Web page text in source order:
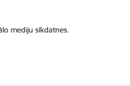
mediju sīkdatnes.